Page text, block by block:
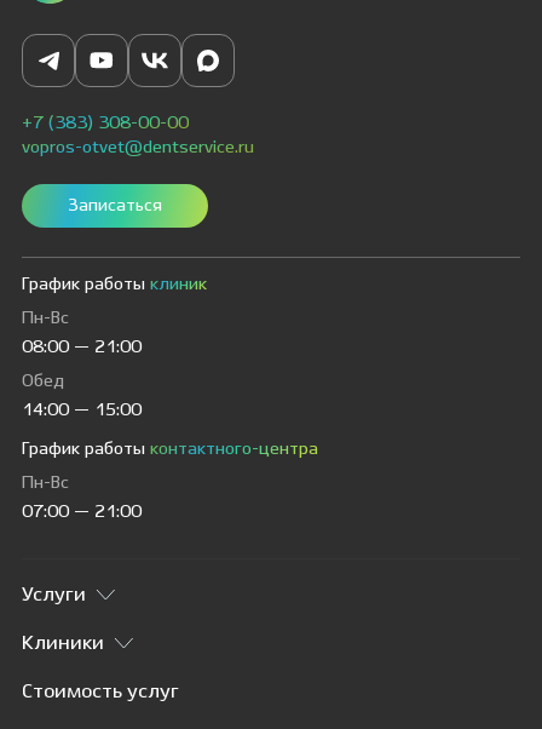
+7 (383) 308-00-00
vopros-otvet@dentservice.ru
Записаться
График работы клиник
Пн-Вс
08:00 — 21:00
Обед
14:00 — 15:00
График работы контактного-центра
Пн-Вс
07:00 — 21:00
Услуги
Клиники
Стоимость услуг